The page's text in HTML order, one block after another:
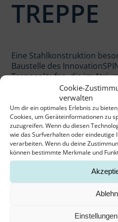
Cookie-
verwalten
Um dir ein optimales Erlebnis zu
Cookies, um Geräteinformationen zu
zuzugreifen. Wenn du diesen
wie das Surfverhalten oder eindeutige
verarbeiten. Wenn du deine
können bestimmte Merkmale und
TREPPE
Eine Stahlkonstruktion
Baustelle des
Treppenläufen, die im
rund 15 Meter lange
verbindet das dritte
Die Treppe, die im Atrium
erschließt das Gebäude als
Einblicke in die
bietet. Die Stahltreppe
Stufen und Geländer aus
Herausforderung für den
gebogenen
Konstruktion ist besonders.
Einbau bei laufendem
ein Sektionaltor von 4m x